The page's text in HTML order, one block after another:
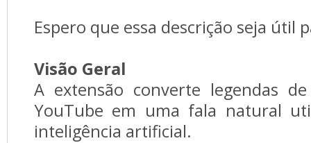
Espero que essa descrição seja útil
Visão Geral
A extensão converte legendas
YouTube em uma fala natural
inteligência artificial.